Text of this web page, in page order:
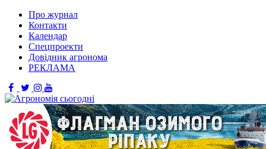
Про журнал
Контакти
Календар
Спецпроекти
Довідник агронома
РЕКЛАМА